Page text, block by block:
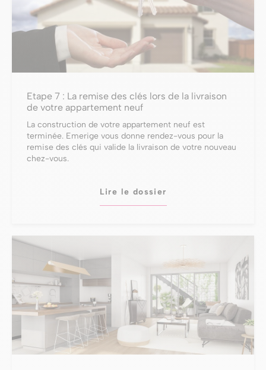
Etape 7 : La remise des clés lors de la livraison
de votre appartement neuf
La construction de votre appartement neuf est
terminée. Emerige vous donne rendez-vous pour la
remise des clés qui valide la livraison de votre nouveau
chez-vous.
Lire le dossier